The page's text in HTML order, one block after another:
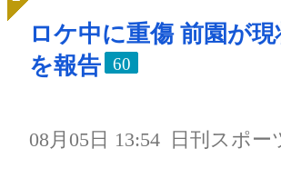
ロケ中に重傷 前園が現
を報告
60
08月05日 13:54 日刊スポー